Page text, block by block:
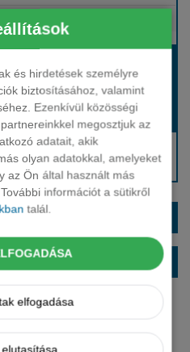
és hirdetések személyre
biztosításához, valamint
Ezenkívül közösségi
megosztjuk az
adatait, akik
olyan adatokkal, amelyeket
az Ön által használt más
információt a sütikről
talál.
elfogadása
Hívjon bennünket!
Hívjon bennünket!
1 888 0088